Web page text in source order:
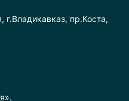
г.Владикавказ, пр.Коста,